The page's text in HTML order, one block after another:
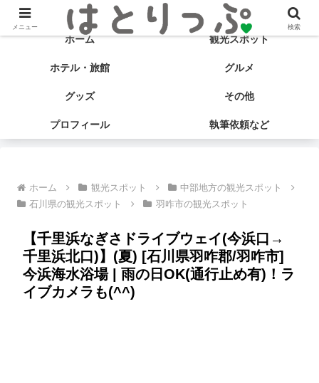
旅する食いしん坊♡ はとサブ子の国内旅行＆グルメブログ
ホーム 観光スポット
ホテル・旅館 グルメ
グッズ その他
プロフィール 執筆依頼など
ホーム 観光スポット
中部地方の観光スポット
石川県の観光スポット
羽咋市の観光スポット
【千里浜なぎさドライブウェイ(今浜口→
千里浜北口)】(夏) [石川県羽咋郡/羽咋市]
今浜海水浴場 | 雨の日OK(通行止め有)！ラ
イブカメラも(^^)
メニュー 検索